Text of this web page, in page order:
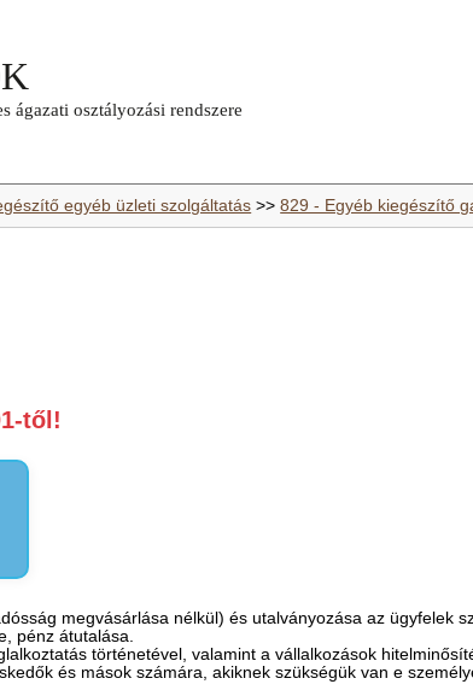
egyéb üzleti szolgáltatás >>829 - Egyéb kiegészítő
től!
megvásárlása nélkül) és utalványozása az ügyfelek
pénz átutalása.
történetével, valamint a vállalkozások
és mások számára, akiknek szükségük van e